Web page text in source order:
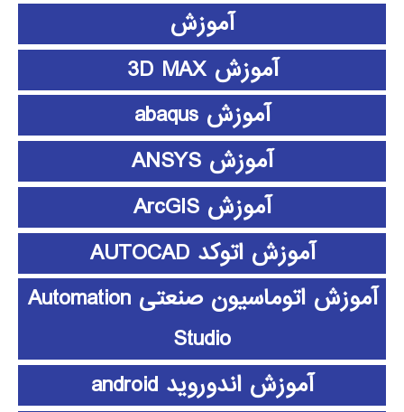
آموزش
آموزش 3D MAX
آموزش abaqus
آموزش ANSYS
آموزش ArcGIS
آموزش اتوکد AUTOCAD
آموزش اتوماسیون صنعتی Automation
Studio
آموزش اندوروید android